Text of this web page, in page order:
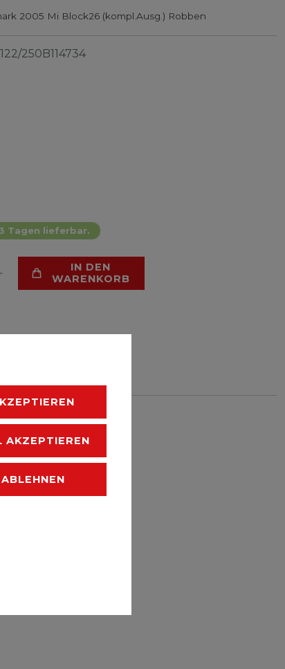
2005 Mi Block26 (kompl.Ausg.) Robben
122/250B114734
Tagen lieferbar.
IN DEN
WARENKORB
AKZEPTIEREN